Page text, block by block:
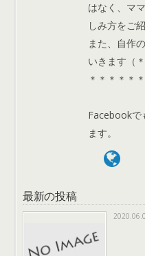
はなく、マ
しみ方をご
また、自作
いきます（
＊＊＊＊＊
Facebookで
ます。
最新の投稿